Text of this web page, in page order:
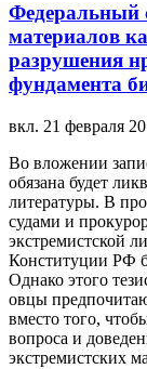
Федеральный
материалов
разрушения
фундамента
вкл. 21 февраля
Во вложении
обязана будет
литературы. В
судами и
экстремистской
Конституции РФ
Однако этого
овцы
вместо того,
вопроса и
экстремистских